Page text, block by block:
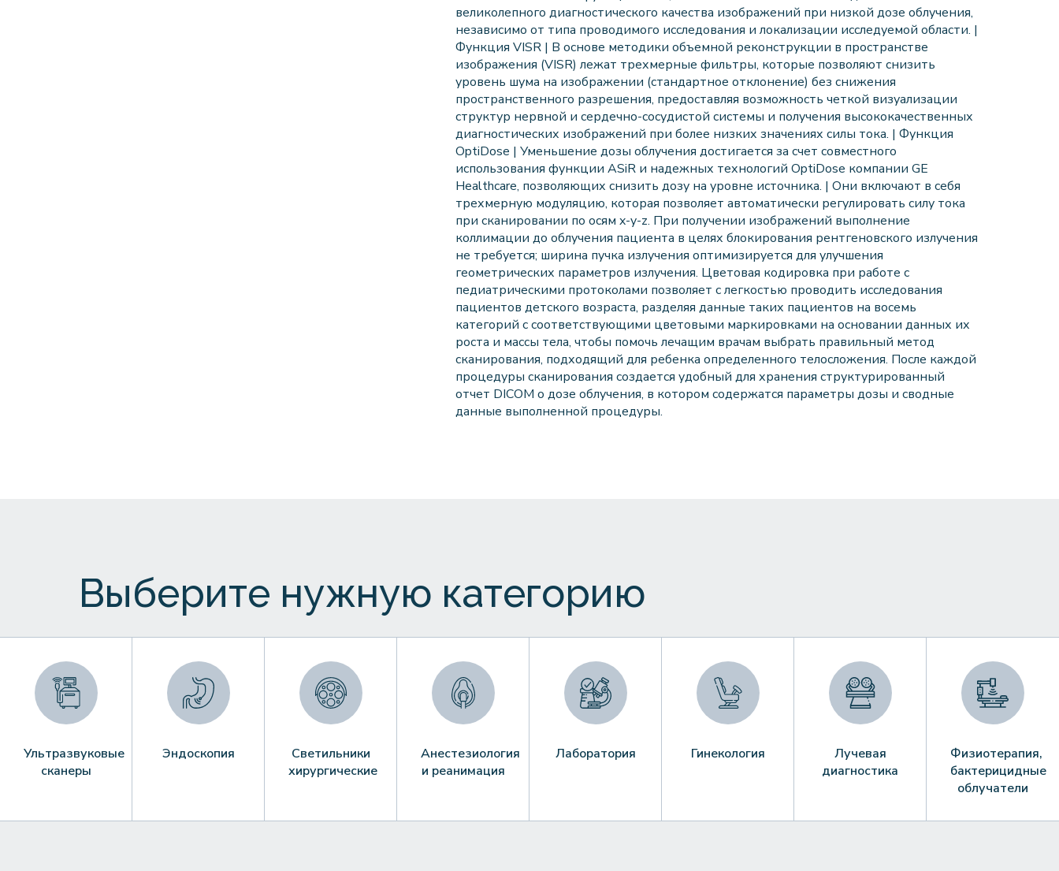
великолепного диагностического качества изображений при низкой дозе облучения,
независимо от типа проводимого исследования и локализации исследуемой области. |
Функция VISR | В основе методики объемной реконструкции в пространстве
изображения (VISR) лежат трехмерные фильтры, которые позволяют снизить
уровень шума на изображении (стандартное отклонение) без снижения
пространственного разрешения, предоставляя возможность четкой визуализации
структур нервной и сердечно-сосудистой системы и получения высококачественных
диагностических изображений при более низких значениях силы тока. | Функция
OptiDose | Уменьшение дозы облучения достигается за счет совместного
использования функции ASiR и надежных технологий OptiDose компании GE
Healthcare, позволяющих снизить дозу на уровне источника. | Они включают в себя
трехмерную модуляцию, которая позволяет автоматически регулировать силу тока
при сканировании по осям x-y-z. При получении изображений выполнение
коллимации до облучения пациента в целях блокирования рентгеновского излучения
не требуется; ширина пучка излучения оптимизируется для улучшения
геометрических параметров излучения. Цветовая кодировка при работе с
педиатрическими протоколами позволяет с легкостью проводить исследования
пациентов детского возраста, разделяя данные таких пациентов на восемь
категорий с соответствующими цветовыми маркировками на основании данных их
роста и массы тела, чтобы помочь лечащим врачам выбрать правильный метод
сканирования, подходящий для ребенка определенного телосложения. После каждой
процедуры сканирования создается удобный для хранения структурированный
отчет DICOM о дозе облучения, в котором содержатся параметры дозы и сводные
данные выполненной процедуры.
Выберите нужную категорию
Ультразвуковые
сканеры
Эндоскопия
Светильники
хирургические
Анестезиология
и реанимация
Лаборатория Гинекология
Лучевая
диагностика
Физиотерапия,
бактерицидные
облучатели